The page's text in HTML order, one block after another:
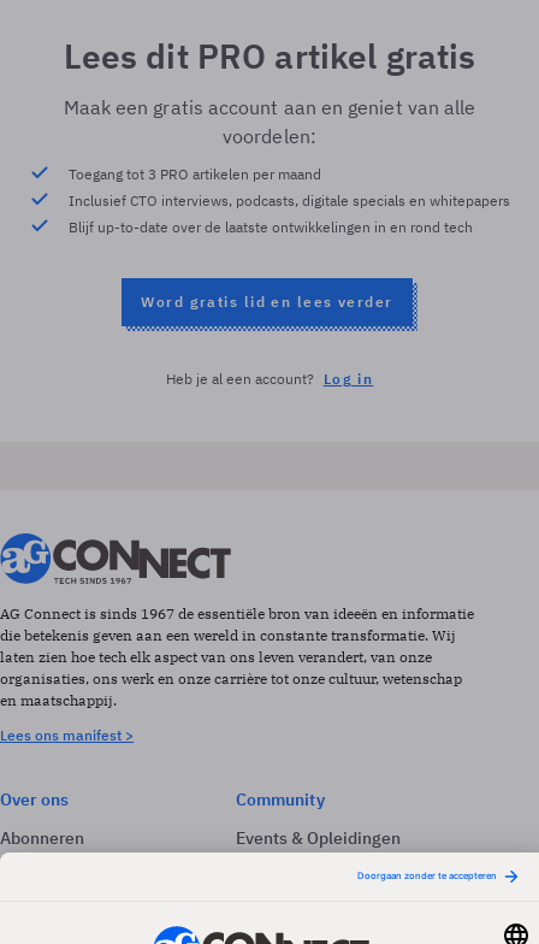
Lees dit PRO artikel gratis
Maak een gratis account aan en geniet van alle
voordelen:
Toegang tot 3 PRO artikelen per maand
Inclusief CTO interviews, podcasts, digitale specials en whitepapers
Blijf up-to-date over de laatste ontwikkelingen in en rond tech
Word gratis lid en lees verder
Heb je al een account? Log in
AG Connect is sinds 1967 de essentiële bron van ideeën en informatie
die betekenis geven aan een wereld in constante transformatie. Wij
laten zien hoe tech elk aspect van ons leven verandert, van onze
organisaties, ons werk en onze carrière tot onze cultuur, wetenschap
en maatschappij.
Lees ons manifest >
Over ons
Abonneren
Adverteren
Community
Events & Opleidingen